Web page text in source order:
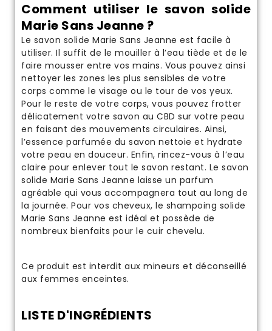
Comment utiliser le savon solide
Marie Sans Jeanne ?
Le savon solide Marie Sans Jeanne est facile à
utiliser. Il suffit de le mouiller à l’eau tiède et de le
faire mousser entre vos mains. Vous pouvez ainsi
nettoyer les zones les plus sensibles de votre
corps comme le visage ou le tour de vos yeux.
Pour le reste de votre corps, vous pouvez frotter
délicatement votre savon au CBD sur votre peau
en faisant des mouvements circulaires. Ainsi,
l’essence parfumée du savon nettoie et hydrate
votre peau en douceur. Enfin, rincez-vous à l’eau
claire pour enlever tout le savon restant. Le savon
solide Marie Sans Jeanne laisse un parfum
agréable qui vous accompagnera tout au long de
la journée. Pour vos cheveux, le shampoing solide
Marie Sans Jeanne est idéal et possède de
nombreux bienfaits pour le cuir chevelu.
Ce produit est interdit aux mineurs et déconseillé
aux femmes enceintes.
LISTE D'INGRÉDIENTS